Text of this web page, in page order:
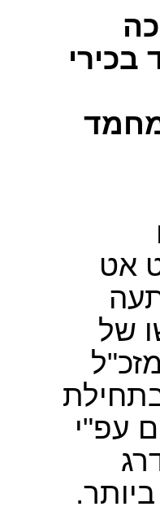
בכירי
אט
של
עפ"י